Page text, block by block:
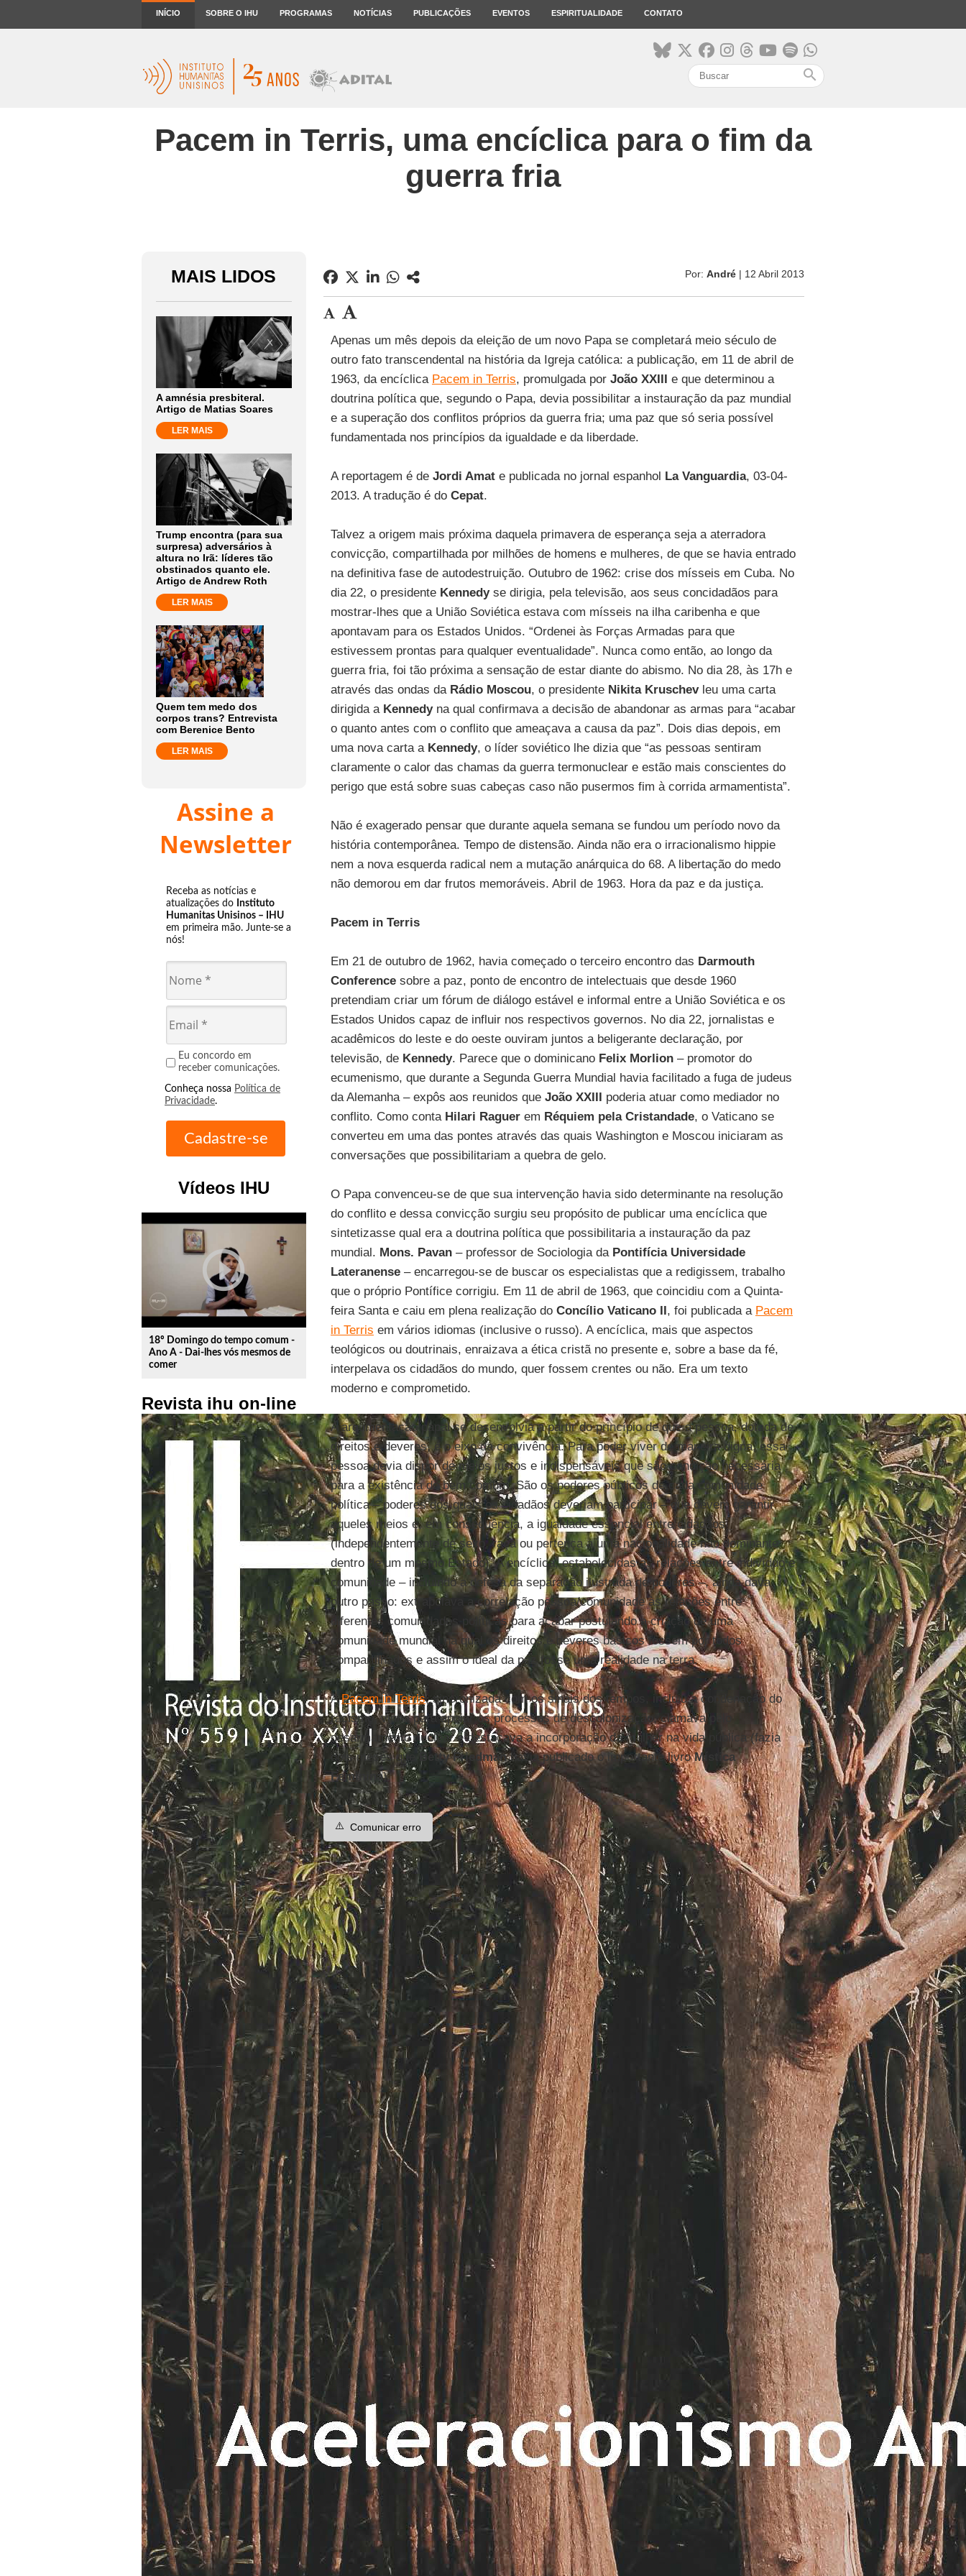
INÍCIO SOBRE O IHU PROGRAMAS NOTÍCIAS PUBLICAÇÕES EVENTOS ESPIRITUALIDADE CONTATO
search
Pacem in Terris, uma encíclica para o fim da
guerra fria
MAIS LIDOS
A amnésia presbiteral.
Artigo de Matias Soares
LER MAIS
Trump encontra (para sua
surpresa) adversários à
altura no Irã: líderes tão
obstinados quanto ele.
Artigo de Andrew Roth
LER MAIS
Quem tem medo dos
corpos trans? Entrevista
com Berenice Bento
LER MAIS
Assine a
Newsletter
Receba as notícias e
atualizações do Instituto
Humanitas Unisinos – IHU
em primeira mão. Junte-se a
nós!
Eu concordo em
receber comunicações.
Conheça nossa Política de
Privacidade.
Vídeos IHU
play_circle_outline
18º Domingo do tempo comum -
Ano A - Dai-lhes vós mesmos de
comer
Revista ihu on-line
Por: André| 12 Abril 2013
Apenas um mês depois da eleição de um novo Papa se completará meio século de
outro fato transcendental na história da Igreja católica: a publicação, em 11 de abril de
1963, da encíclica Pacem in Terris, promulgada por João XXIII e que determinou a
doutrina política que, segundo o Papa, devia possibilitar a instauração da paz mundial
e a superação dos conflitos próprios da guerra fria; uma paz que só seria possível
fundamentada nos princípios da igualdade e da liberdade.
A reportagem é de Jordi Amate publicada no jornal espanhol La Vanguardia, 03-04-
2013. A tradução é do Cepat.
Talvez a origem mais próxima daquela primavera de esperança seja a aterradora
convicção, compartilhada por milhões de homens e mulheres, de que se havia entrado
na definitiva fase de autodestruição. Outubro de 1962: crise dos mísseis em Cuba. No
dia 22, o presidente Kennedy se dirigia, pela televisão, aos seus concidadãos para
mostrar-lhes que a União Soviética estava com mísseis na ilha caribenha e que
apontavam para os Estados Unidos. “Ordenei às Forças Armadas para que
estivessem prontas para qualquer eventualidade”. Nunca como então, ao longo da
guerra fria, foi tão próxima a sensação de estar diante do abismo. No dia 28, às 17h e
através das ondas da Rádio Moscou, o presidente Nikita Kruschevleu uma carta
dirigida a Kennedy na qual confirmava a decisão de abandonar as armas para “acabar
o quanto antes com o conflito que ameaçava a causa da paz”. Dois dias depois, em
uma nova carta a Kennedy, o líder soviético lhe dizia que “as pessoas sentiram
claramente o calor das chamas da guerra termonuclear e estão mais conscientes do
perigo que está sobre suas cabeças caso não pusermos fim à corrida armamentista”.
Não é exagerado pensar que durante aquela semana se fundou um período novo da
história contemporânea. Tempo de distensão. Ainda não era o irracionalismo hippie
nem a nova esquerda radical nem a mutação anárquica do 68. A libertação do medo
não demorou em dar frutos memoráveis. Abril de 1963. Hora da paz e da justiça.
Pacem in Terris
Em 21 de outubro de 1962, havia começado o terceiro encontro das Darmouth
Conferencesobre a paz, ponto de encontro de intelectuais que desde 1960
pretendiam criar um fórum de diálogo estável e informal entre a União Soviética e os
Estados Unidos capaz de influir nos respectivos governos. No dia 22, jornalistas e
acadêmicos do leste e do oeste ouviram juntos a beligerante declaração, por
televisão, de Kennedy. Parece que o dominicano Felix Morlion– promotor do
ecumenismo, que durante a Segunda Guerra Mundial havia facilitado a fuga de judeus
da Alemanha – expôs aos reunidos que João XXIII poderia atuar como mediador no
conflito. Como conta Hilari Raguerem Réquiem pela Cristandade, o Vaticano se
converteu em uma das pontes através das quais Washington e Moscou iniciaram as
conversações que possibilitariam a quebra de gelo.
O Papa convenceu-se de que sua intervenção havia sido determinante na resolução
do conflito e dessa convicção surgiu seu propósito de publicar uma encíclica que
sintetizasse qual era a doutrina política que possibilitaria a instauração da paz
mundial. Mons. Pavan– professor de Sociologia da Pontifícia Universidade
Lateranense – encarregou-se de buscar os especialistas que a redigissem, trabalho
que o próprio Pontífice corrigiu. Em 11 de abril de 1963, que coincidiu com a Quinta-
feira Santa e caiu em plena realização do Concílio Vaticano II, foi publicada a Pacem
in Terris em vários idiomas (inclusive o russo). A encíclica, mais que aspectos
teológicos ou doutrinais, enraizava a ética cristã no presente e, sobre a base da fé,
interpelava os cidadãos do mundo, quer fossem crentes ou não. Era um texto
moderno e comprometido.
A argumentação papal se desenvolvia a partir do princípio de que a pessoa, dotada de
direitos e deveres, é o eixo da convivência. Para poder viver de maneira digna, essa
pessoa devia dispor de meios justos e indispensáveis que são condição necessária
para a existência do bem comum. São os poderes públicos de cada comunidade
política – poderes dos quais os cidadãos deveriam participar – que devem garantir
aqueles meios e, em consequência, a igualdade essencial entre cidadãos
(independentemente de sexo, raça ou pertença a uma nacionalidade não dominante
dentro de um mesmo Estado). A encíclica, estabelecidas as relações entre indivíduo e
comunidade – incluindo a defesa da separação ilustrada de poderes –, ainda dava
outro passo: extrapolava a correlação pessoa/comunidade às relações entre
diferentes comunidades políticas para acabar postulando a criação de uma
comunidade mundial na qual os direitos e deveres básicos fossem por todos
compartilhados e assim o ideal da paz fosse uma realidade na terra.
APacem in Terris, sincronizada com os sinais dos tempos, incluiu a condenação do
racismo, vinha para apoiar os processos de descolonização, clamava pelo
desarmamento nuclear e destacava a incorporação da mulher na vida pública (fazia
dois meses que Betty Friedmanhavia publicado o importante livroMística
Feminina).
⚠️ Comunicar erro